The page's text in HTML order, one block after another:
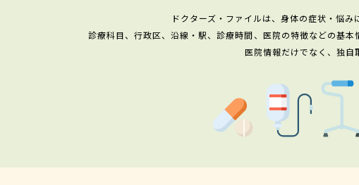
ドクターズ・ファイルは、身体の症状・悩
診療科目、行政区、沿線・駅、診療時間、医院の特徴などの基
医院情報だけでなく、独自